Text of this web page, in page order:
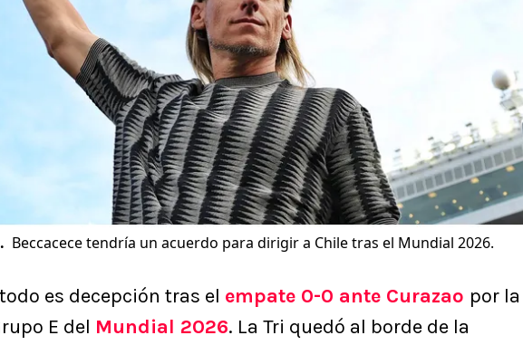
Beccacece tendría un acuerdo para dirigir a Chile tras el Mundial 2026.
todo es decepción tras el empate 0-0 ante Curazao por la
E del Mundial 2026. La Tri quedó al borde de la